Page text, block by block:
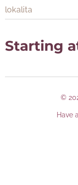
lokalita
Starting
©
Have